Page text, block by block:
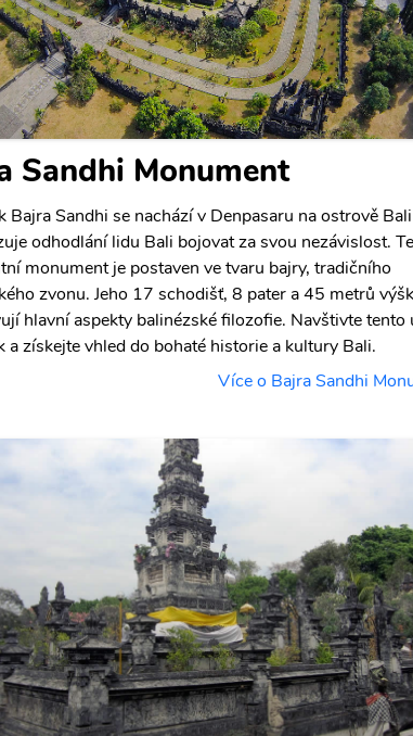
Sandhi Monument
Bajra Sandhi se nachází v Denpasaru na ostrově
odhodlání lidu Bali bojovat za svou nezávislost.
monument je postaven ve tvaru bajry, tradičního
zvonu. Jeho 17 schodišť, 8 pater a 45 metrů
hlavní aspekty balinézské filozofie. Navštivte tento
a získejte vhled do bohaté historie a kultury Bali.
Více o Bajra Sandhi